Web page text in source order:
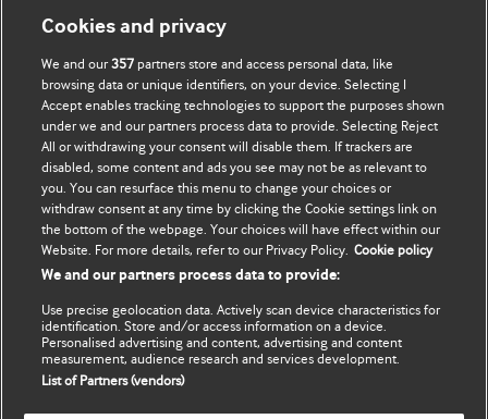
ჩემი ანგარიში
გამოწერა
ჩემი მონაცემების
განახლება
BMJ company
BMJ Best Practice
BMJ Masterclasses
BMJ onExamination
BMJ Portfolio
BMJ Journals
Cookies and privacy
We and our357 partners store and access personal data, like
browsing data or unique identifiers, on your device. Selecting I
Accept enables tracking technologies to support the purposes shown
under we and our partners process data to provide. Selecting Reject
All or withdrawing your consent will disable them. If trackers are
disabled, some content and ads you see may not be as relevant to
you. You can resurface this menu to change your choices or
withdraw consent at any time by clicking the Cookie settings link on
the bottom of the webpage. Your choices will have effect within our
Website. For more details, refer to our Privacy Policy. Cookie policy
We and our partners process data to provide:
Use precise geolocation data. Actively scan device characteristics for
identification. Store and/or access information on a device.
Personalised advertising and content, advertising and content
measurement, audience research and services development.
List of Partners (vendors)